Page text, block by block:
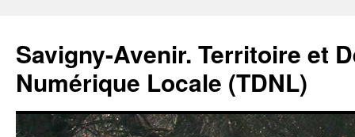
Savigny-Avenir. Territoire et
Numérique Locale (TDNL)